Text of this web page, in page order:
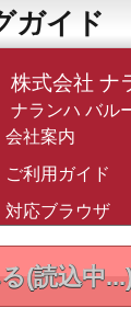
(読込中
ガイド
株式会社 ナ
ナランハ バル
会社案内
ご利用ガイド
対応ブラウザ
Inc. All